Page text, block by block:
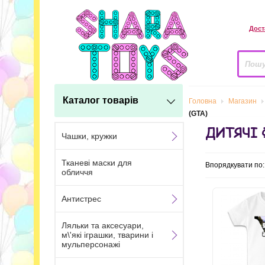
Каталог товарів Головна
Магазин
(GTA)
ДИТЯЧІ
Впорядкувати
Чашки, кружки
Тканеві маски для
обличчя
Антистрес
Ляльки та аксесуари,
м\'які іграшки, тварини і
мульперсонажі